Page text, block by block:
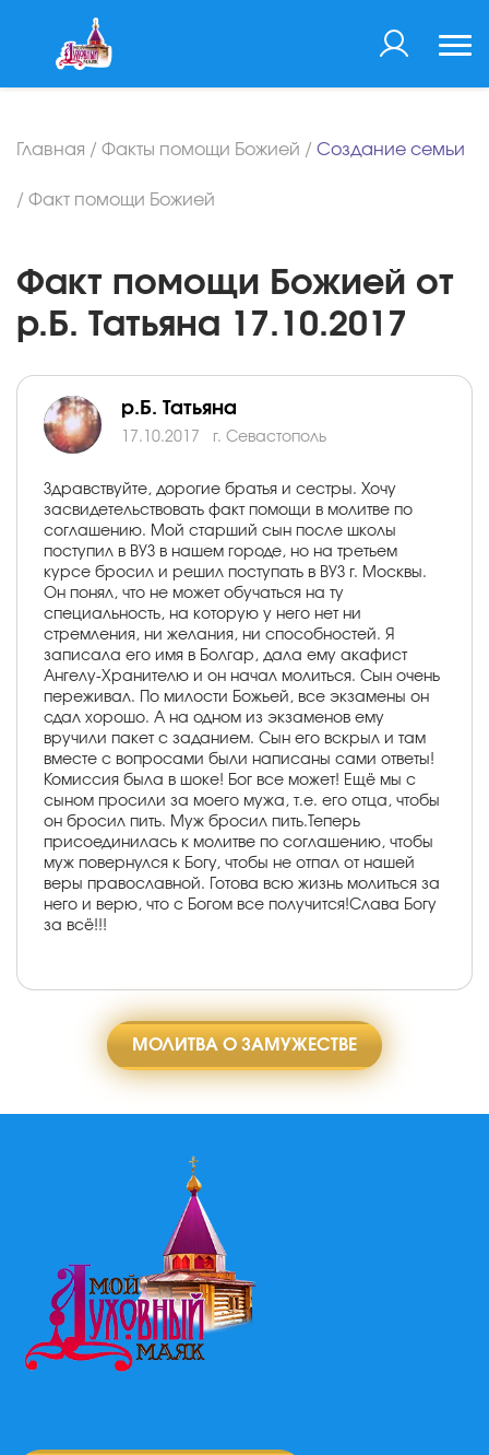
Главная / Факты помощи Божией / Создание семьи
/ Факт помощи Божией
Факт помощи Божией от
р.Б. Татьяна 17.10.2017
р.Б. Татьяна
17.10.2017 г. Севастополь
Здравствуйте, дорогие братья и сестры. Хочу
засвидетельствовать факт помощи в молитве по
соглашению. Мой старший сын после школы
поступил в ВУЗ в нашем городе, но на третьем
курсе бросил и решил поступать в ВУЗ г. Москвы.
Он понял, что не может обучаться на ту
специальность, на которую у него нет ни
стремления, ни желания, ни способностей. Я
записала его имя в Болгар, дала ему акафист
Ангелу-Хранителю и он начал молиться. Сын очень
переживал. По милости Божьей, все экзамены он
сдал хорошо. А на одном из экзаменов ему
вручили пакет с заданием. Сын его вскрыл и там
вместе с вопросами были написаны сами ответы!
Комиссия была в шоке! Бог все может! Ещё мы с
сыном просили за моего мужа, т.е. его отца, чтобы
он бросил пить. Муж бросил пить.Теперь
присоединилась к молитве по соглашению, чтобы
муж повернулся к Богу, чтобы не отпал от нашей
веры православной. Готова всю жизнь молиться за
него и верю, что с Богом все получится!Слава Богу
за всё!!!
МОЛИТВА О ЗАМУЖЕСТВЕ